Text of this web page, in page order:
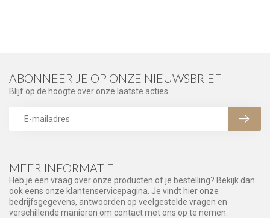
MEER INFORMATIE
Heb je een vraag over onze producten of je bestelling? Bekijk dan
ook eens onze klantenservicepagina. Je vindt hier onze
bedrijfsgegevens, antwoorden op veelgestelde vragen en
verschillende manieren om contact met ons op te nemen.
ABONNEER JE OP ONZE NIEUWSBRIEF
Blijf op de hoogte over onze laatste acties